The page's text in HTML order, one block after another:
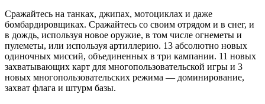
Сражайтесь на танках, джипах, мотоциклах и даже
бомбардировщиках. Сражайтесь со своим отрядом и в снег, и
в дождь, используя новое оружие, в том числе огнеметы и
пулеметы, или используя артиллерию. 13 абсолютно новых
одиночных миссий, объединенных в три кампании. 11 новых
захватывающих карт для многопользовательской игры и 3
новых многопользовательских режима — доминирование,
захват флага и штурм базы.